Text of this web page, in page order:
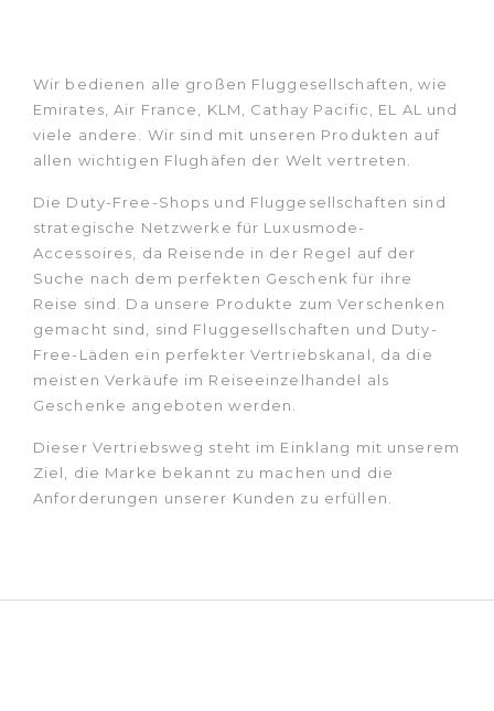
Wir bedienen alle großen Fluggesellschaften, wie
Emirates, Air France, KLM, Cathay Pacific, EL AL und
viele andere. Wir sind mit unseren Produkten auf
allen wichtigen Flughäfen der Welt vertreten.
Die Duty-Free-Shops und Fluggesellschaften sind
strategische Netzwerke für Luxusmode-
Accessoires, da Reisende in der Regel auf der
Suche nach dem perfekten Geschenk für ihre
Reise sind. Da unsere Produkte zum Verschenken
gemacht sind, sind Fluggesellschaften und Duty-
Free-Läden ein perfekter Vertriebskanal, da die
meisten Verkäufe im Reiseeinzelhandel als
Geschenke angeboten werden.
Dieser Vertriebsweg steht im Einklang mit unserem
Ziel, die Marke bekannt zu machen und die
Anforderungen unserer Kunden zu erfüllen.